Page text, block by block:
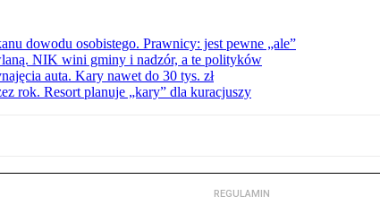
dowodu osobistego. Prawnicy: jest pewne „ale”
NIK wini gminy i nadzór, a te polityków
auta. Kary nawet do 30 tys. zł
rok. Resort planuje „kary” dla kuracjuszy
REGULAMIN